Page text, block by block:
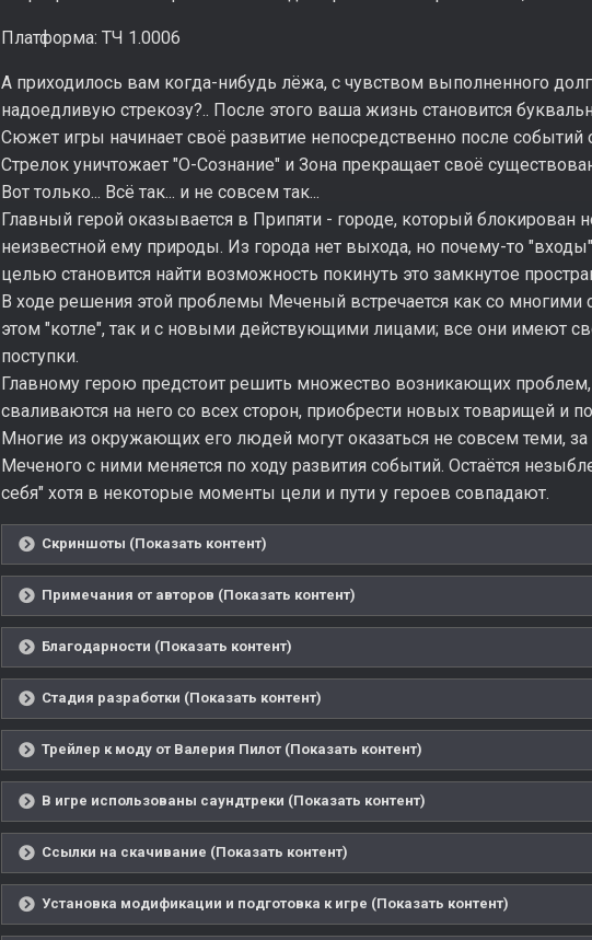
Платформа: ТЧ 1.0006
А приходилось вам когда-нибудь лёжа, с чувством выполненного
надоедливую стрекозу?.. После этого ваша жизнь становится
Сюжет игры начинает своё развитие непосредственно после
Стрелок уничтожает "О-Сознание" и Зона прекращает своё
Вот только... Всё так... и не совсем так...
Главный герой оказывается в Припяти - городе, который
неизвестной ему природы. Из города нет выхода, но почему-то
целью становится найти возможность покинуть это замкнутое
В ходе решения этой проблемы Меченый встречается как со
этом "котле", так и с новыми действующими лицами; все они имеют
поступки.
Главному герою предстоит решить множество возникающих проблем,
сваливаются на него со всех сторон, приобрести новых товарищей и
Многие из окружающих его людей могут оказаться не совсем теми,
Меченого с ними меняется по ходу развития событий. Остаётся
себя" хотя в некоторые моменты цели и пути у героев совпадают.
Скриншоты (Показать контент)
Примечания от авторов (Показать контент)
Благодарности (Показать контент)
Стадия разработки (Показать контент)
Трейлер к моду от Валерия Пилот (Показать контент)
В игре использованы саундтреки (Показать контент)
Ссылки на скачивание (Показать контент)
Установка модификации и подготовка к игре (Показать контент)